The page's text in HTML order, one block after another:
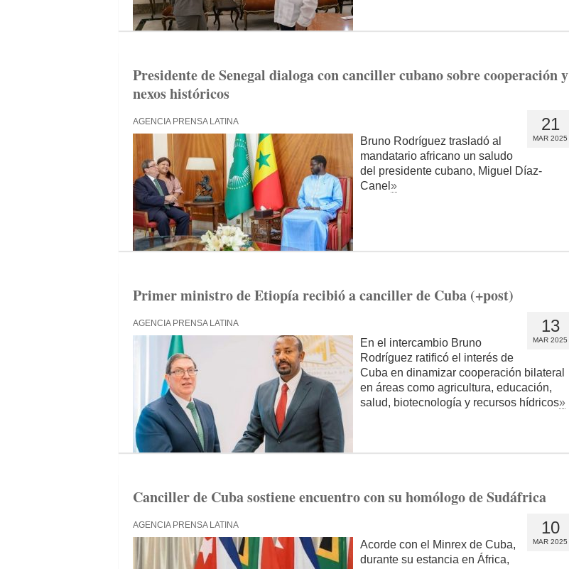
Presidente de Senegal dialoga con canciller cubano sobre cooperación y
nexos históricos
21
MAR 2025
AGENCIA PRENSA LATINA
Bruno Rodríguez trasladó al
mandatario africano un saludo
del presidente cubano, Miguel Díaz-
Canel »
Primer ministro de Etiopía recibió a canciller de Cuba (+post)
13
MAR 2025
AGENCIA PRENSA LATINA
En el intercambio Bruno
Rodríguez ratificó el interés de
Cuba en dinamizar cooperación bilateral
en áreas como agricultura, educación,
salud, biotecnología y recursos hídricos»
Canciller de Cuba sostiene encuentro con su homólogo de Sudáfrica
10
MAR 2025
AGENCIA PRENSA LATINA
Acorde con el Minrex de Cuba,
durante su estancia en África,